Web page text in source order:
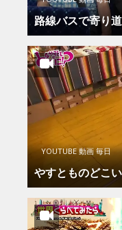
路線バスで寄り
YOUTUBE 動画 毎日
やすとものどこ